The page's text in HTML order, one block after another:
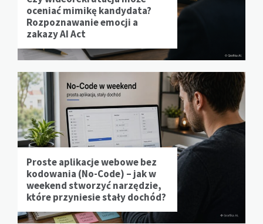
oceniać mimikę kandydata?
Rozpoznawanie emocji a
zakazy AI Act
Proste aplikacje webowe bez
kodowania (No-Code) – jak w
weekend stworzyć narzędzie,
które przyniesie stały dochód?